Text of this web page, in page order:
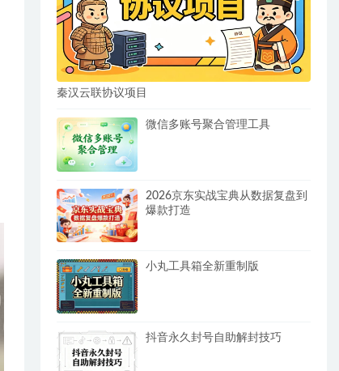
秦汉云联协议项目
微信多账号聚合管理工具
2026京东实战宝典从数据复盘到
爆款打造
小丸工具箱全新重制版
抖音永久封号自助解封技巧